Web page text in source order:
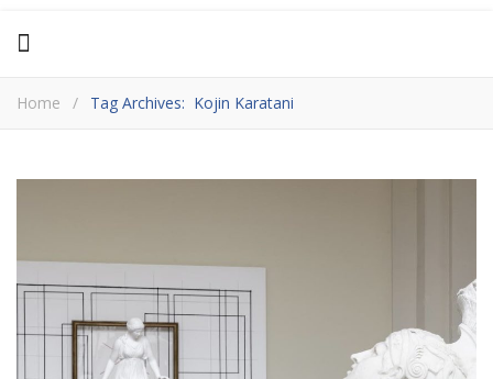
Home / Tag Archives: Kojin Karatani